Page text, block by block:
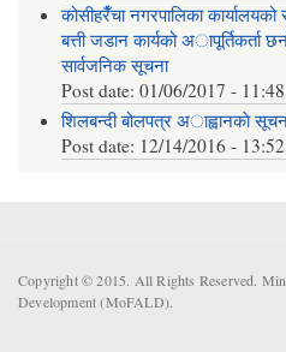
कोसीहरैँचा नगरपालिका
बत्ती जडान कार्यको अापूर्तिकर्ता
सार्वजनिक सूचना
Post date:01/06/2017 - 11:48
शिलबन्दी बोलपत्र अाह्वानकाे
Post date: 12/14/2016 - 13:52
Copyright © 2015. All Rights Reserved.
Development (MoFALD).